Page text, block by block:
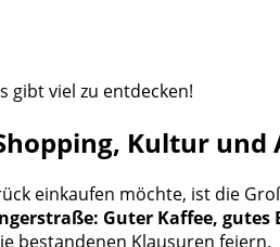
gibt viel zu entdecken!
Kultur und
einkaufen möchte, ist die
Guter Kaffee,
bestandenen Klausuren feiern.